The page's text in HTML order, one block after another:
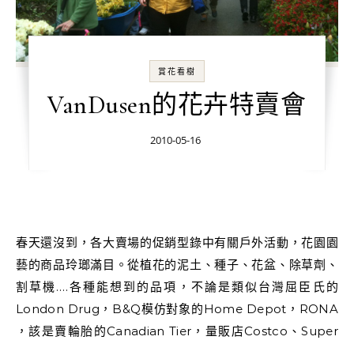
賞花看樹
VanDusen的花卉特賣會
2010-05-16
春天還沒到，各大賣場的促銷型錄中有關戶外活動，花園園
藝的商品玲瑯滿目。從植花的泥土、種子、花盆、除草劑、
割草機….各種能想到的品項，不論是類似台灣屈臣氏的
London Drug，B&Q模仿對象的Home Depot，RONA
，該是賣輪胎的Canadian Tier，量販店Costco、Super